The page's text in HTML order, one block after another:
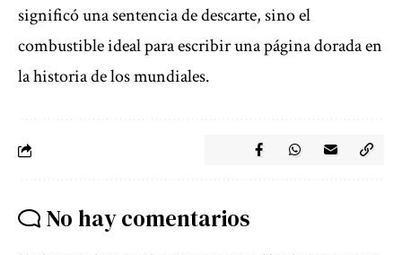
significó una sentencia de descarte, sino el
combustible ideal para escribir una página dorada en
la historia de los mundiales.
No hay comentarios